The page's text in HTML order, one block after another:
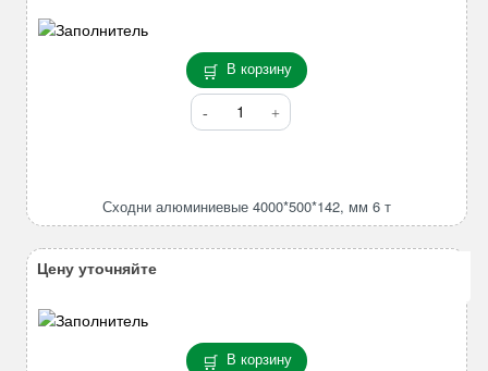
В корзину
Количество
товара
мм
Сходни алюминиевые 4000*500*142, мм 6 т
В корзину
Цену уточняйте